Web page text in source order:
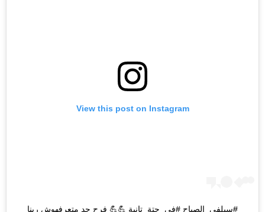
View this post on Instagram
#سيلفي_الصباح #في_حتة_تانية 💪💪 فرح حد متعرفهوش ربنا